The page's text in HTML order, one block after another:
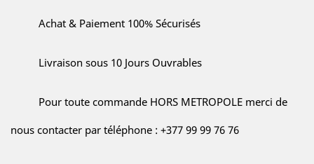
Achat & Paiement 100% Sécurisés
Livraison sous 10 Jours Ouvrables
Pour toute commande HORS METROPOLE merci de
nous contacter par téléphone : +377 99 99 76 76